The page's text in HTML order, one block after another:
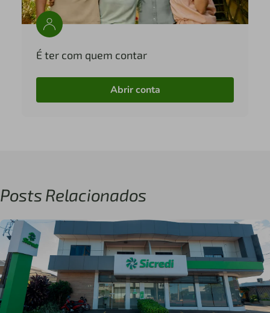
É ter com quem contar
Abrir conta
Posts Relacionados